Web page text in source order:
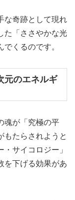
な奇跡として現れ
た「ささやかな光
くるのです。
元のエネルギ
魂が「究極の平
もたらされようと
・サイコロジー 」
を下げる効果があ